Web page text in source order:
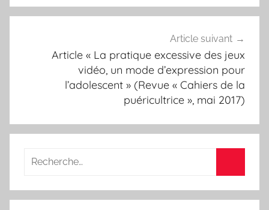
Article suivant
Article « La pratique excessive des jeux
vidéo, un mode d’expression pour
l’adolescent » (Revue « Cahiers de la
puéricultrice », mai 2017)
Recherche
: